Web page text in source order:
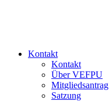
Kontakt
Kontakt
Über VEFPU
Mitgliedsantrag
Satzung